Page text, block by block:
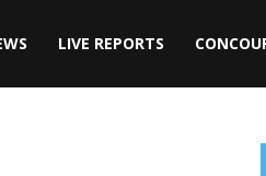
LIVE REPORTS